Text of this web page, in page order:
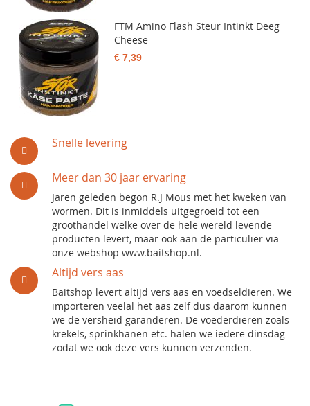
Snelle levering
Meer dan 30 jaar ervaring
Jaren geleden begon R.J Mous met het kweken van
wormen. Dit is inmiddels uitgegroeid tot een
groothandel welke over de hele wereld levende
producten levert, maar ook aan de particulier via
onze webshop www.baitshop.nl.
Altijd vers aas
Baitshop levert altijd vers aas en voedseldieren. We
importeren veelal het aas zelf dus daarom kunnen
we de versheid garanderen. De voederdieren zoals
krekels, sprinkhanen etc. halen we iedere dinsdag
zodat we ook deze vers kunnen verzenden.
FTM Amino Flash Steur Intinkt Deeg
Cheese
€ 7,39